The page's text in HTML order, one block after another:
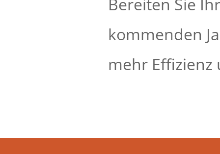
kommenden
mehr